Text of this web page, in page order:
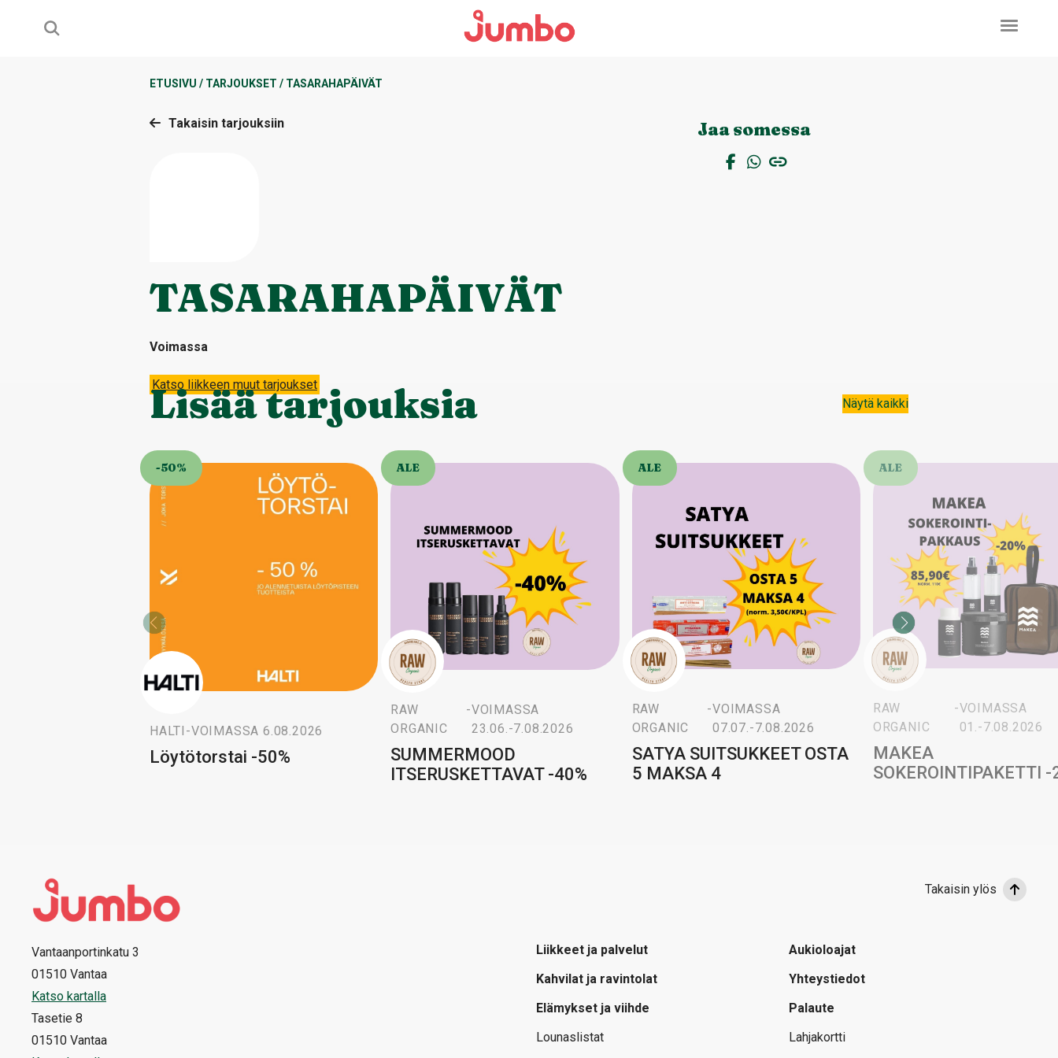
ETUSIVU / TARJOUKSET / TASARAHAPÄIVÄT
Takaisin tarjouksiin
TASARAHAPÄIVÄT
Voimassa
Katso liikkeen muut tarjoukset
Jaa somessa
Lisää tarjouksia Näytä kaikki
-50%
HALTI -VOIMASSA 6.08.2026
Löytötorstai -50%
ALE
RAW
ORGANIC
-VOIMASSA
23.06.-7.08.2026
SUMMERMOOD
ITSERUSKETTAVAT -40%
ALE
RAW
ORGANIC
-VOIMASSA
07.07.-7.08.2026
SATYA SUITSUKKEET OSTA
5 MAKSA 4
ALE
RAW
ORGANIC
-VOIMASSA
01.-7.08.2026
MAKEA
SOKEROINTIPAKETTI -
Takaisin ylös
Vantaanportinkatu 3
01510 Vantaa
Katso kartalla
Tasetie 8
01510 Vantaa
Liikkeet ja palvelut
Kahvilat ja ravintolat
Elämykset ja viihde
Lounaslistat
Aukioloajat
Yhteystiedot
Palaute
Lahjakortti